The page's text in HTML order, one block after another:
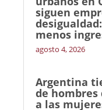
siguen
menos
agosto 4, 2026
Argentina
de hombres
a las